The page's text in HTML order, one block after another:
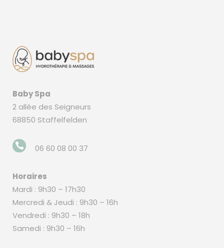
Baby Spa
2 allée des Seigneurs
68850 Staffelfelden
06 60 08 00 37
Horaires
Mardi : 9h30 – 17h30
Mercredi & Jeudi : 9h30 – 16h
Vendredi : 9h30 – 18h
Samedi : 9h30 – 16h